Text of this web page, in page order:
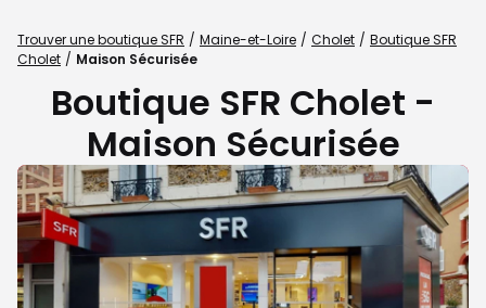
Trouver une boutique SFR Maine-et-Loire Cholet
Boutique SFR
Cholet
Maison Sécurisée
Boutique SFR Cholet -
Maison Sécurisée